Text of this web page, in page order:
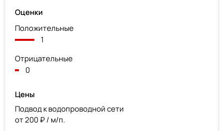
Оценки
Положительные
1
Отрицательные
0
Цены
Подвод к водопроводной сети
от 200 ₽ / м/п.